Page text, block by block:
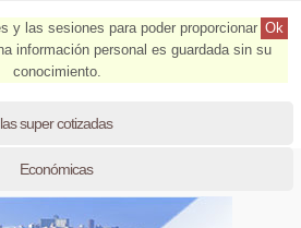
Ok
y las sesiones para poder proporcionar
información personal es guardada sin su
conocimiento.
las super cotizadas
Económicas